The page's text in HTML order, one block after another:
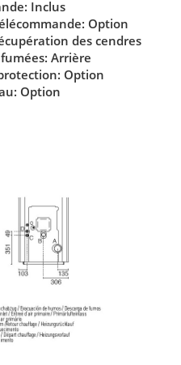
Inclus
Option
des cendres
Arrière
Option
Option